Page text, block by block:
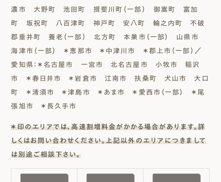
濃市 大野町 池田町 揖斐川町（一部） 御嵩町 富加
町 坂祝町 八百津町 神戸町 安八町 輪之内町 不破
郡垂井町 養老（一部） 北方町 本巣市（一部） 山県市
海津市（一部） ＊恵那市 ＊中津川市 ＊郡上市（一部）／
愛知県：＊名古屋市 一宮市 北名古屋市 小牧市 稲沢
市 ＊春日井市 ＊岩倉市 江南市 扶桑町 犬山市 大口
町 ＊清須市 ＊津島市 ＊あま市 ＊愛西市（一部） ＊尾
張旭市 ＊長久手市
＊印のエリアでは、高速割増料金がかかる場合があります。詳
しくはお問い合わせください。上記以外のエリアにつきまして
は別途ご相談下さい。